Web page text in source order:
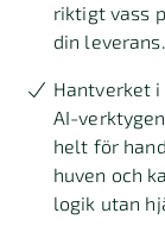
riktigt vass
din leverans.
Hantverket
AI-
helt för
huven och
logik utan